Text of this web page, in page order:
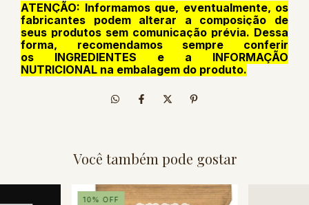
ATENÇÃO: Informamos que, eventualmente, os
fabricantes podem alterar a composição de
seus produtos sem comunicação prévia. Dessa
forma, recomendamos sempre conferir
os INGREDIENTES e a INFORMAÇÃO
NUTRICIONAL na embalagem do produto.
Você também pode gostar
10% OFF